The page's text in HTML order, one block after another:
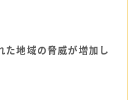
た地域の脅威が増加し